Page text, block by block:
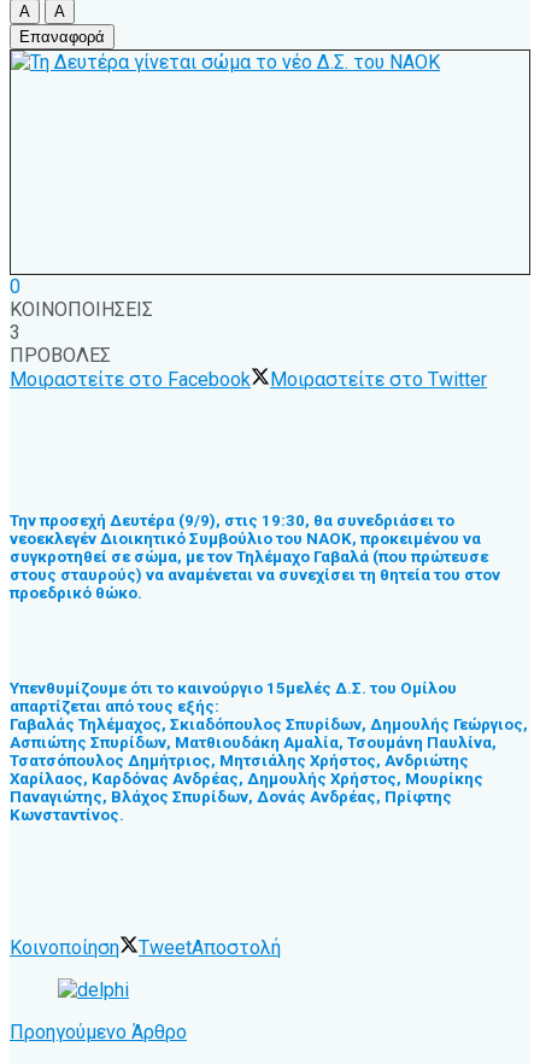
A
A
Επαναφορά
0
ΚΟΙΝΟΠΟΙΗΣΕΙΣ
3
ΠΡΟΒΟΛΕΣ
Μοιραστείτε στο Facebook
Μοιραστείτε στο Twitter
Την προσεχή Δευτέρα (9/9), στις 19:30, θα συνεδριάσει το
νεοεκλεγέν Διοικητικό Συμβούλιο του ΝΑΟΚ, προκειμένου να
συγκροτηθεί σε σώμα, με τον Τηλέμαχο Γαβαλά (που πρώτευσε
στους σταυρούς) να αναμένεται να συνεχίσει τη θητεία του στον
προεδρικό θώκο.
Υπενθυμίζουμε ότι το καινούργιο 15μελές Δ.Σ. του Ομίλου
απαρτίζεται από τους εξής:
Γαβαλάς Τηλέμαχος, Σκιαδόπουλος Σπυρίδων, Δημουλής Γεώργιος,
Ασπιώτης Σπυρίδων, Ματθιουδάκη Αμαλία, Τσουμάνη Παυλίνα,
Τσατσόπουλος Δημήτριος, Μητσιάλης Χρήστος, Ανδριώτης
Χαρίλαος, Καρδόνας Ανδρέας, Δημουλής Χρήστος, Μουρίκης
Παναγιώτης, Βλάχος Σπυρίδων, Δονάς Ανδρέας, Πρίφτης
Κωνσταντίνος.
Κοινοποίηση TweetΑποστολή
Προηγούμενο Άρθρο